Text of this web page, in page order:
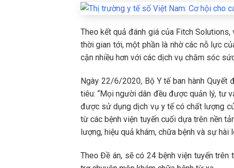
Theo kết quả đánh giá của Fitch
thời gian tới, một phần là nhờ các nỗ lực
cận nhiều hơn với các dịch vụ chăm sóc
Ngày 22/6/2020, Bộ Y tế ban hành Quyết
tiêu: “Mọi người dân đều được quản lý, tư
được sử dụng dịch vụ y tế có chất lượng
từ các bệnh viện tuyến cuối dựa trên nền
lượng, hiệu quả khám, chữa bệnh và sự hài
Theo Đề án, sẽ có 24 bệnh viện tuyến